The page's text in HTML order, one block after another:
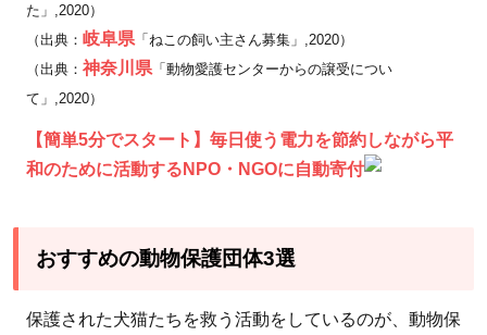
た」,2020）
（出典： 岐阜県 「ねこの飼い主さん募集」,2020）
（出典： 神奈川県 「動物愛護センターからの譲受につい
て」,2020）
【簡単5分でスタート】毎日使う電力を節約しながら平
和のために活動するNPO・NGOに自動寄付
おすすめの動物保護団体3選
保護された犬猫たちを救う活動をしているのが、動物保